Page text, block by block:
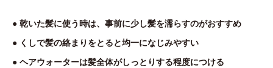
● 乾いた髪に使う時は、事前に少し髪を濡らすのがおすすめ
● くしで髪の絡まりをとると均一になじみやすい
● ヘアウォーターは髪全体がしっとりする程度につける